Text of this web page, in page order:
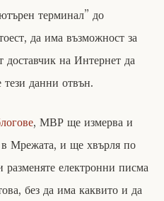
терминал” до
да има възможност за
доставчик на Интернет да
тези данни отвън.
, МВР ще измерва и
в Мрежата, и ще хвърля по
разменяте електронни писма
без да има каквито и да